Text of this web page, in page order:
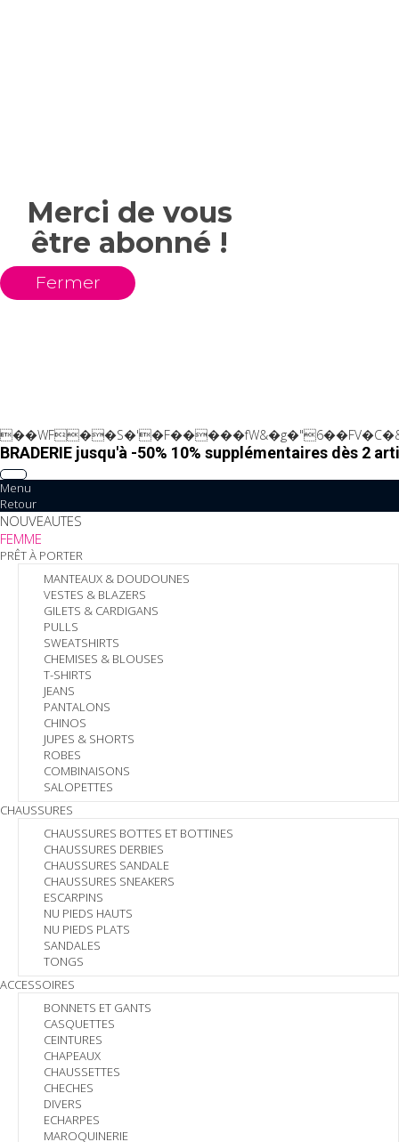
Merci de vous
être abonné !
Fermer
BRADERIE jusqu'à -50% 10% supplémentaires dès 2
Menu
Retour
NOUVEAUTES
FEMME
PRÊT À PORTER
MANTEAUX & DOUDOUNES
VESTES & BLAZERS
GILETS & CARDIGANS
PULLS
SWEATSHIRTS
CHEMISES & BLOUSES
T-SHIRTS
JEANS
PANTALONS
CHINOS
JUPES & SHORTS
ROBES
COMBINAISONS
SALOPETTES
CHAUSSURES
CHAUSSURES BOTTES ET BOTTINES
CHAUSSURES DERBIES
CHAUSSURES SANDALE
CHAUSSURES SNEAKERS
ESCARPINS
NU PIEDS HAUTS
NU PIEDS PLATS
SANDALES
TONGS
ACCESSOIRES
BONNETS ET GANTS
CASQUETTES
CEINTURES
CHAPEAUX
CHAUSSETTES
CHECHES
DIVERS
ECHARPES
MAROQUINERIE